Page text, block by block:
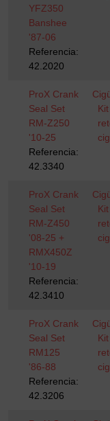
YFZ350
Banshee
'87-06
Referencia:
42.2020
ProX Crank
Seal Set
RM-Z250
'10-25
Referencia:
42.3340
ProX Crank
Seal Set
RM-Z450
'08-25 +
RMX450Z
'10-19
Referencia:
42.3410
ProX Crank
Seal Set
RM125
'86-88
Referencia:
42.3206